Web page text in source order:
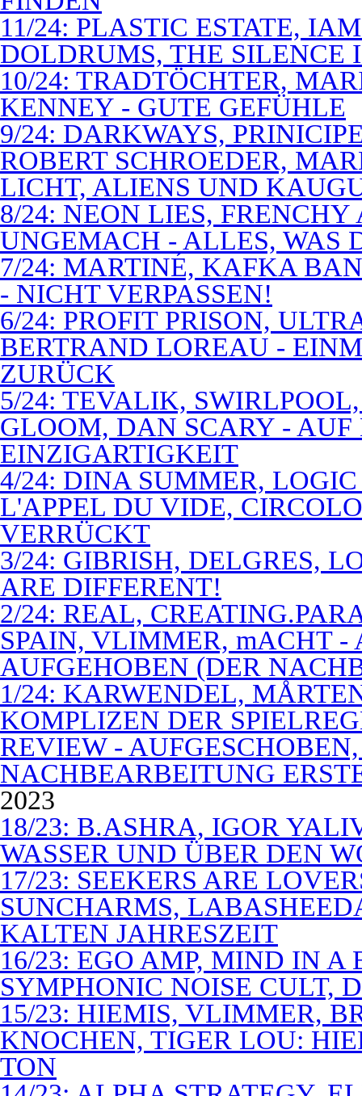
11/24: PLASTIC ESTATE,
DOLDRUMS, THE SILENCE
10/24: TRADTÖCHTER,
KENNEY - GUTE GEFÜHLE
9/24: DARKWAYS,
ROBERT SCHROEDER,
LICHT, ALIENS UND
8/24: NEON LIES,
UNGEMACH - ALLES, WAS
7/24: MARTINÉ, KAFKA
- NICHT VERPASSEN!
6/24: PROFIT PRISON,
BERTRAND LOREAU -
ZURÜCK
5/24: TEVALIK,
GLOOM, DAN SCARY -
EINZIGARTIGKEIT
4/24: DINA SUMMER,
L'APPEL DU VIDE,
VERRÜCKT
3/24: GIBRISH, DELGRES,
ARE DIFFERENT!
2/24: REAL,
SPAIN, VLIMMER, mACHT -
AUFGEHOBEN (DER
1/24: KARWENDEL,
KOMPLIZEN DER
REVIEW -
NACHBEARBEITUNG
2023
18/23: B.ASHRA, IGOR
WASSER UND ÜBER DEN
17/23: SEEKERS ARE
SUNCHARMS,
KALTEN JAHRESZEIT
16/23: EGO AMP, MIND IN
SYMPHONIC NOISE CULT,
15/23: HIEMIS, VLIMMER,
KNOCHEN, TIGER LOU:
TON